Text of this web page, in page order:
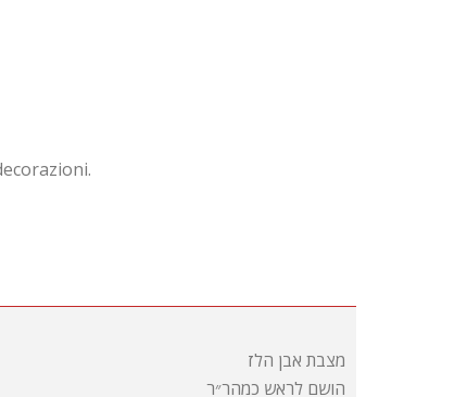
מצבת אבן הלז
הושם לראש כמהר״ר